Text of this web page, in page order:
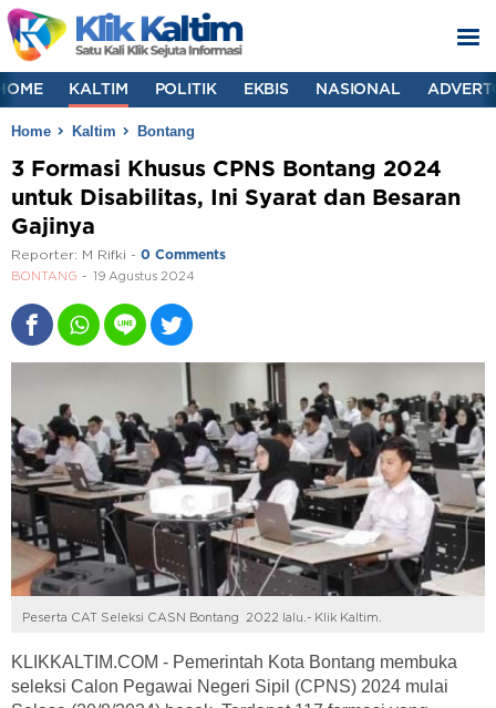
KALTIM POLITIK EKBIS NASIONAL
Home Kaltim Bontang
3 Formasi Khusus CPNS Bontang 2024
untuk Disabilitas, Ini Syarat dan Besaran
Gajinya
Reporter: M Rifki - 0 Comments
BONTANG 19 Agustus 2024
Peserta CAT Seleksi CASN Bontang 2022 lalu.- Klik Kaltim.
KLIKKALTIM.COM - Pemerintah Kota Bontang membuka
seleksi Calon Pegawai Negeri Sipil (CPNS) 2024 mulai